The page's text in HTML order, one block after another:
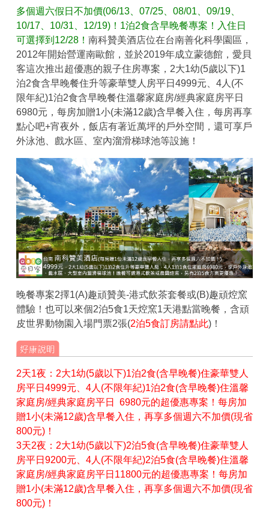
多個週六假日不加價(06/13、07/25、08/01、09/19、
10/17、10/31、12/19)！1泊2食含早晚餐專案！入住日
可選擇到12/28！ 南科贊美酒店位在台南善化科學園區，
2012年開始營運南歐館，並於2019年成立蒙德館，愛貝
客這次推出超優惠的親子住房專案，2大1幼(5歲以下)1
泊2食含早晚餐住升等豪華雙人房平日4999元、4人(不
限年紀)1泊2食含早晚餐住溫馨家庭房/經典家庭房平日
6980元，每房加贈1小(未滿12歲)含早餐入住，每房再享
點心吧+宵夜外，飯店有著近萬坪的戶外空間，還可享戶
外泳池、戲水區、室內溜滑梯球池等設施！
晚餐專案2擇1(A)趣頑贊美-港式飲茶套餐或(B)趣頑焢窯
體驗！也可以來個2泊5食1天焢窯1天港點當晚餐，含頑
皮世界動物園入場門票2張(2泊5食訂房請點此)！
2天1夜：2大1幼(5歲以下)1泊2食(含早晚餐)住豪華雙人
房平日4999元、4人(不限年紀)1泊2食(含早晚餐)住溫馨
家庭房/經典家庭房平日 6980元的超優惠專案！每房加
贈1小(未滿12歲)含早餐入住，再享多個週六不加價(現省
800元)！
3天2夜：2大1幼(5歲以下)2泊5食(含早晚餐)住豪華雙人
房平日9200元、4人(不限年紀)2泊5食(含早晚餐)住溫馨
家庭房/經典家庭房平日11800元的超優惠專案！每房加
贈1小(未滿12歲)含早餐入住，再享多個週六不加價(現省
800元)！